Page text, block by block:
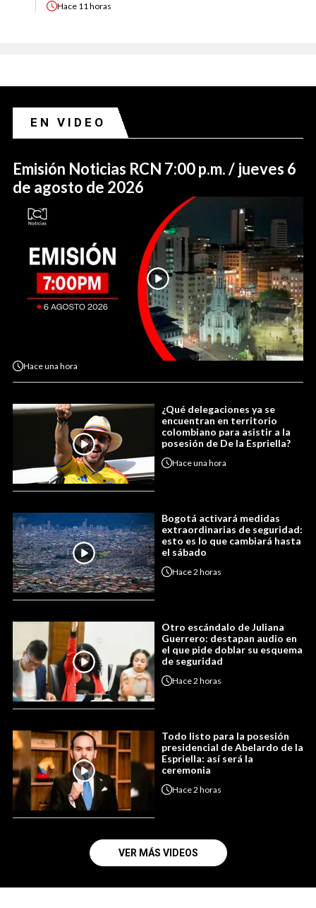
Hace 11 horas
EN VIDEO
Emisión Noticias RCN 7:00 p.m. / jueves 6
de agosto de 2026
Haceuna hora
¿Qué delegaciones ya se
encuentran en territorio
colombiano para asistir a la
posesión de De la Espriella?
Haceuna hora
Bogotá activará medidas
extraordinarias de seguridad:
esto es lo que cambiará hasta
el sábado
Hace2 horas
Otro escándalo de Juliana
Guerrero: destapan audio en
el que pide doblar su esquema
de seguridad
Hace2 horas
Todo listo para la posesión
presidencial de Abelardo de la
Espriella: así será la
ceremonia
Hace2 horas
VER MÁS VIDEOS